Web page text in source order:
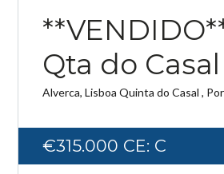
account,it takes less than a
Qta do Casal
Alverca, Lisboa Quinta do Casal ,
€315.000 CE: C